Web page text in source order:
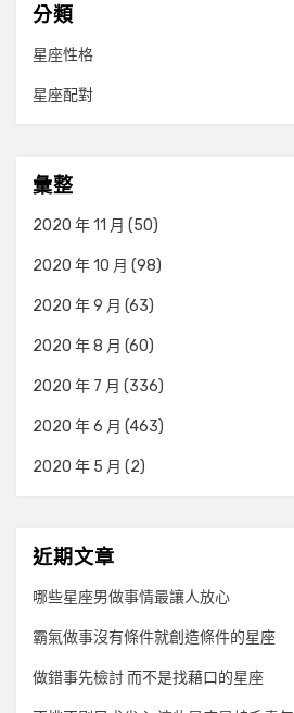
分類
星座性格
星座配對
彙整
2020 年 11 月 (50)
2020 年 10 月 (98)
2020 年 9 月 (63)
2020 年 8 月 (60)
2020 年 7 月 (336)
2020 年 6 月 (463)
2020 年 5 月 (2)
近期文章
哪些星座男做事情最讓人放心
霸氣做事沒有條件就創造條件的星座
做錯事先檢討 而不是找藉口的星座